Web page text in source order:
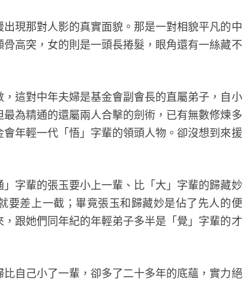
那對人影的真實面貌。那是一對相貌平凡的中
高突，女的則是一頭長捲髮，眼角還有一絲藏不
對中年夫婦是基金會副會長的直屬弟子，自小
為精通的還屬兩人合擊的劍術，已有無數修煉多
年輕一代「悟」字輩的領頭人物。卻沒想到來援
輩的張玉要小上一輩、比「大」字輩的歸藏妙
要差上一截；畢竟張玉和歸藏妙是佔了先人的便
跟她們同年紀的年輕弟子多半是「覺」字輩的才
己小了一輩，卻多了二十多年的底蘊，實力絕